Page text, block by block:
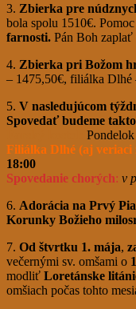
3. Zbierka pre
bola spolu 1510€.
farnosti. Pán Boh zaplať
4. Zbierka pri Božom
– 1475,50€, filiálka Dlhé
5. V nasledujúcom
Spovedať budeme
Filiálka Dlhé (aj veriaci
18:00
Spovedanie chorých: v
6. Adorácia na Prvý
Korunky Božieho
7. Od štvrtku 1. mája,
večernými sv. omšami o
modliť Loretánske
omšiach počas tohto